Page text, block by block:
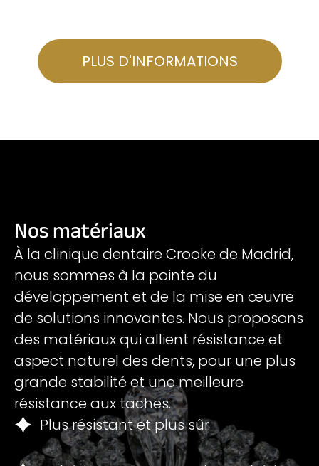
PLUS D'INFORMATIONS
Nos matériaux
À la clinique dentaire Crooke de Madrid,
nous sommes à la pointe du
développement et de la mise en œuvre
de solutions innovantes. Nous proposons
des matériaux qui allient résistance et
aspect naturel des dents, pour une plus
grande stabilité et une meilleure
résistance aux taches.
Plus résistant et plus sûr